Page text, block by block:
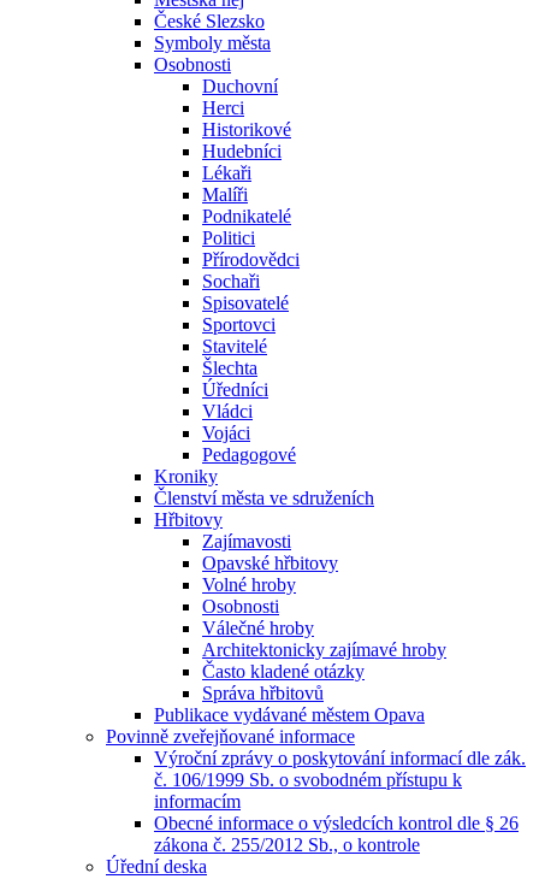
České Slezsko
Symboly města
Osobnosti
Duchovní
Herci
Historikové
Hudebníci
Lékaři
Malíři
Podnikatelé
Politici
Přírodovědci
Sochaři
Spisovatelé
Sportovci
Stavitelé
Šlechta
Úředníci
Vládci
Vojáci
Pedagogové
Kroniky
Členství města ve sdruženích
Hřbitovy
Zajímavosti
Opavské hřbitovy
Volné hroby
Osobnosti
Válečné hroby
Architektonicky zajímavé hroby
Často kladené otázky
Správa hřbitovů
Publikace vydávané městem Opava
Povinně zveřejňované informace
Výroční zprávy o poskytování informací dle zák.
č. 106/1999 Sb. o svobodném přístupu k
informacím
Obecné informace o výsledcích kontrol dle § 26
zákona č. 255/2012 Sb., o kontrole
Úřední deska